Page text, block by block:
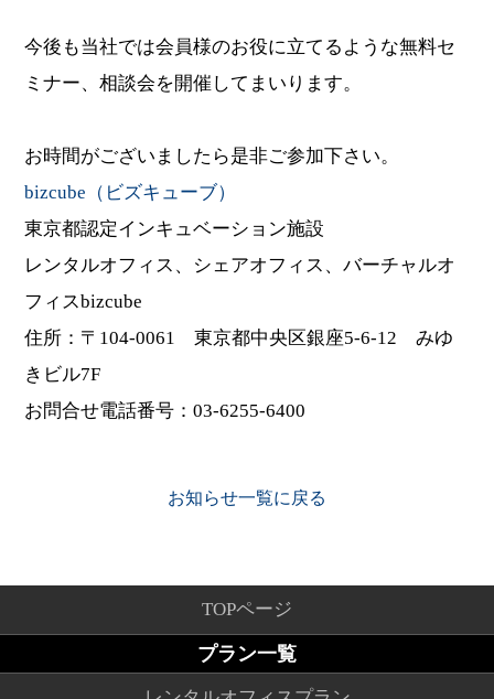
今後も当社では会員様のお役に立てるような無料セ
ミナー、相談会を開催してまいります。
お時間がございましたら是非ご参加下さい。
bizcube（ビズキューブ）
東京都認定インキュベーション施設
レンタルオフィス、シェアオフィス、バーチャルオ
フィスbizcube
住所：〒104-0061 東京都中央区銀座5-6-12 みゆ
きビル7F
お問合せ電話番号：03-6255-6400
お知らせ一覧に戻る
TOPページ
プラン一覧